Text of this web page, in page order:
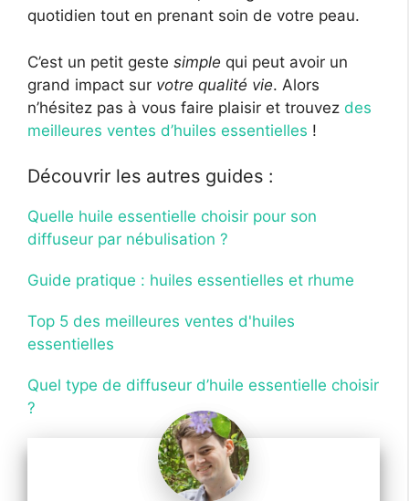
quotidien tout en prenant soin de votre peau.
C’est un petit geste simple qui peut avoir un
grand impact sur votre qualité vie. Alors
n’hésitez pas à vous faire plaisir et trouvez des
meilleures ventes d’huiles essentielles !
Découvrir les autres guides :
Quelle huile essentielle choisir pour son
diffuseur par nébulisation ?
Guide pratique : huiles essentielles et rhume
Top 5 des meilleures ventes d'huiles
essentielles
Quel type de diffuseur d’huile essentielle choisir
?